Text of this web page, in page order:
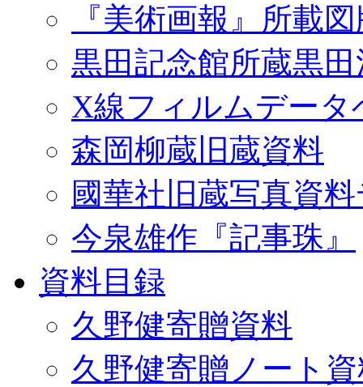
『美術画報』所載
黒田記念館所蔵黒
X線フィルムデータ
森岡柳蔵旧蔵資料
國華社旧蔵写真資
今泉雄作『記事珠』
資料目録
久野健寄贈資料
久野健寄贈ノート